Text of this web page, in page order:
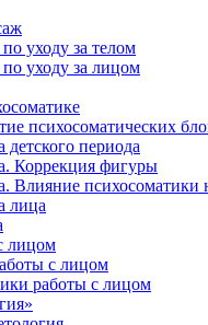
уходу за телом
уходу за лицом
психосоматических
периода
Коррекция фигуры
Влияние
лица
лицом
с лицом
работы с лицом